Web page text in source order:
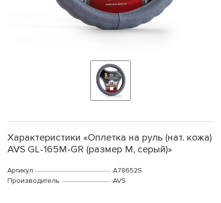
Характеристики «Оплетка на руль (нат. кожа)
AVS GL-165M-GR (размер M, серый)»
Артикул
A78652S
Производитель
AVS